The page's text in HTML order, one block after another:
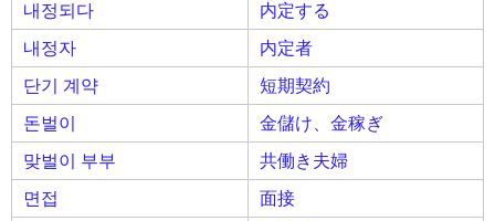
내정되다
内定する
내정자
内定者
단기 계약
短期契約
돈벌이
金儲け、金稼ぎ
맞벌이 부부
共働き夫婦
면접
面接